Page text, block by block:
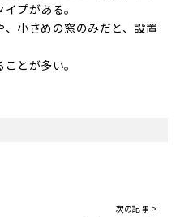
プがある。
小さめの窓のみだと、設置
とが多い。
次の記事 >